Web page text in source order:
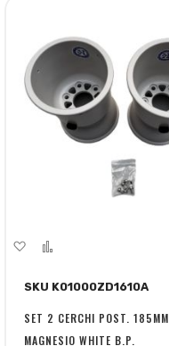
Aggiungi
lista
desideri
confronto
SKU K01000ZD1610A
SET 2 CERCHI POST. 185MM
MAGNESIO WHITE B.P.